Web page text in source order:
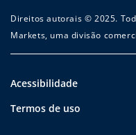
Direitos autorais © 2025.
Markets, uma divisão
Acessibilidade
Termos de uso